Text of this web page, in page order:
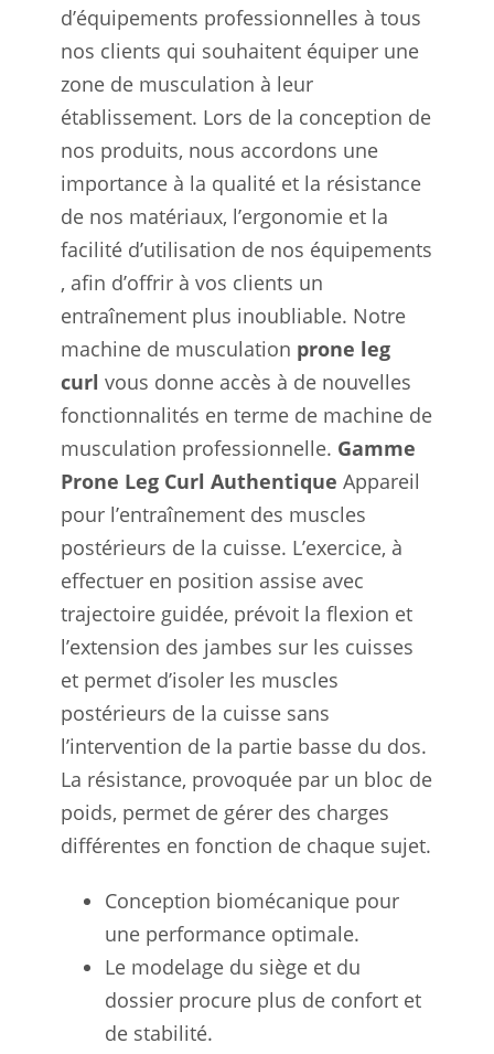
d’équipements professionnelles à tous
nos clients qui souhaitent équiper une
zone de musculation à leur
établissement. Lors de la conception de
nos produits, nous accordons une
importance à la qualité et la résistance
de nos matériaux, l’ergonomie et la
facilité d’utilisation de nos équipements
, afin d’offrir à vos clients un
entraînement plus inoubliable. Notre
machine de musculation prone leg
curl vous donne accès à de nouvelles
fonctionnalités en terme de machine de
musculation professionnelle. Gamme
Prone Leg Curl Authentique Appareil
pour l’entraînement des muscles
postérieurs de la cuisse. L’exercice, à
effectuer en position assise avec
trajectoire guidée, prévoit la flexion et
l’extension des jambes sur les cuisses
et permet d’isoler les muscles
postérieurs de la cuisse sans
l’intervention de la partie basse du dos.
La résistance, provoquée par un bloc de
poids, permet de gérer des charges
différentes en fonction de chaque sujet.
Conception biomécanique pour
une performance optimale.
Le modelage du siège et du
dossier procure plus de confort et
de stabilité.